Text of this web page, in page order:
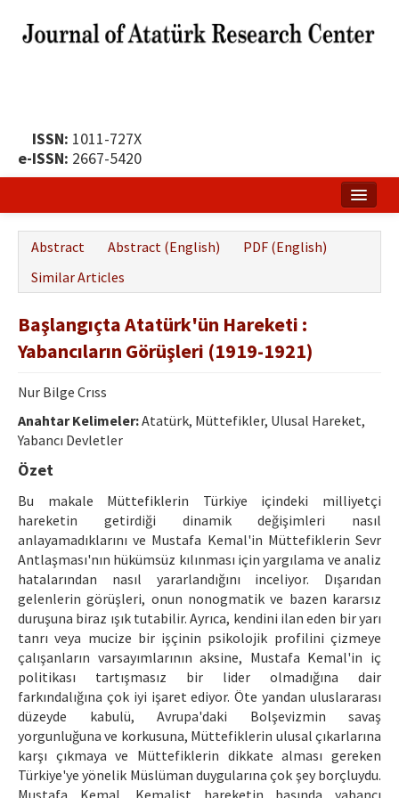
ISSN: 1011-727X
e-ISSN: 2667-5420
Publication Policy
Boards of the Journal
Publication Principles
Ethical Principles
Author's Guide
Refereeing Guide
Contact Us
Abstract Abstract (English)
PDF (English)
Similar Articles
Başlangıçta Atatürk'ün Hareketi :
Yabancıların Görüşleri (1919-1921)
Nur Bilge Crıss
Anahtar Kelimeler:Atatürk, Müttefikler, Ulusal Hareket,
Yabancı Devletler
Özet
Bu makale Müttefiklerin Türkiye içindeki milliyetçi
hareketin getirdiği dinamik değişimleri nasıl
anlayamadıklarını ve Mustafa Kemal'in Müttefiklerin Sevr
Antlaşması'nın hükümsüz kılınması için yargılama ve analiz
hatalarından nasıl yararlandığını inceliyor. Dışarıdan
gelenlerin görüşleri, onun nonogmatik ve bazen kararsız
duruşuna biraz ışık tutabilir. Ayrıca, kendini ilan eden bir yarı
tanrı veya mucize bir işçinin psikolojik profilini çizmeye
çalışanların varsayımlarının aksine, Mustafa Kemal'in iç
politikası tartışmasız bir lider olmadığına dair
farkındalığına çok iyi işaret ediyor. Öte yandan uluslararası
düzeyde kabulü, Avrupa'daki Bolşevizmin savaş
yorgunluğuna ve korkusuna, Müttefiklerin ulusal çıkarlarına
karşı çıkmaya ve Müttefiklerin dikkate alması gereken
Türkiye'ye yönelik Müslüman duygularına çok şey borçluydu.